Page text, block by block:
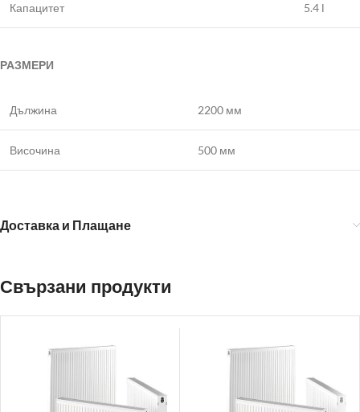
Капацитет 5.4 l
РАЗМЕРИ
Дължина 2200 мм
Височина 500 мм
Доставка и Плащане
Свързани продукти